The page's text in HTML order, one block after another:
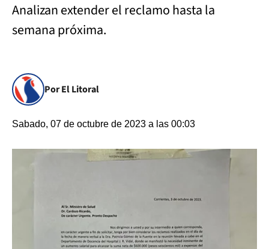
Analizan extender el reclamo hasta la
semana próxima.
Por El Litoral
Sabado, 07 de octubre de 2023 a las 00:03